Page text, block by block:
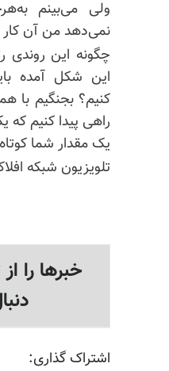
ولی می‌بینم
نمی‌دهد من آن کار
چگونه این روندی
این شکل آمده
کنیم؟ بجنگیم با
راهی پیدا کنیم که
یک مقدار شما کوتاه
تلویزیون شبکه
خبرها را
اشتراک گذاری: